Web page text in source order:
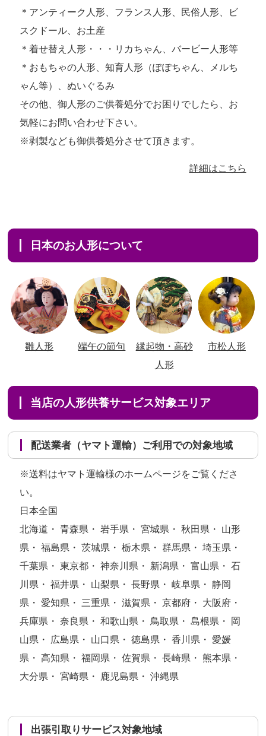
＊アンティーク人形、フランス人形、民俗人形、ビ
スクドール、お土産
＊着せ替え人形・・・リカちゃん、バービー人形等
＊おもちゃの人形、知育人形（ぽぽちゃん、メルち
ゃん等）、ぬいぐるみ
その他、御人形のご供養処分でお困りでしたら、お
気軽にお問い合わせ下さい。
※剥製なども御供養処分させて頂きます。
詳細はこちら
日本のお人形について
雛人形 端午の節句
縁起物・高砂
人形
市松人形
当店の人形供養サービス対象エリア
配送業者（ヤマト運輸）ご利用での対象地域
※送料はヤマト運輸様のホームページをご覧くださ
い。
日本全国
北海道・ 青森県・ 岩手県・ 宮城県・ 秋田県・ 山形
県・ 福島県・ 茨城県・ 栃木県・ 群馬県・ 埼玉県・
千葉県・ 東京都・ 神奈川県・ 新潟県・ 富山県・ 石
川県・ 福井県・ 山梨県・ 長野県・ 岐阜県・ 静岡
県・ 愛知県・ 三重県・ 滋賀県・ 京都府・ 大阪府・
兵庫県・ 奈良県・ 和歌山県・ 鳥取県・ 島根県・ 岡
山県・ 広島県・ 山口県・ 徳島県・ 香川県・ 愛媛
県・ 高知県・ 福岡県・ 佐賀県・ 長崎県・ 熊本県・
大分県・ 宮崎県・ 鹿児島県・ 沖縄県
出張引取りサービス対象地域